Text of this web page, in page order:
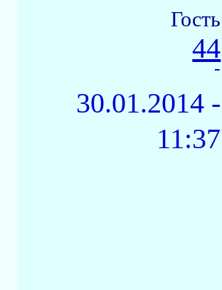
Гость
44
-
30.01.2014 -
11:37